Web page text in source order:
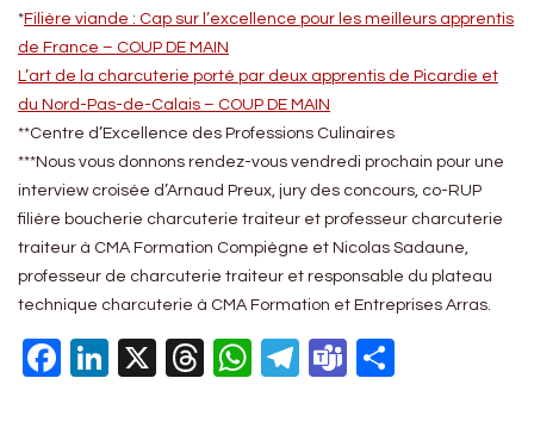
*Filière viande : Cap sur l’excellence pour les meilleurs apprentis
de France – COUP DE MAIN
L’art de la charcuterie porté par deux apprentis de Picardie et
du Nord-Pas-de-Calais – COUP DE MAIN
**Centre d’Excellence des Professions Culinaires
***Nous vous donnons rendez-vous vendredi prochain pour une
interview croisée d’Arnaud Preux, jury des concours, co-RUP
filière boucherie charcuterie traiteur et professeur charcuterie
traiteur à CMA Formation Compiègne et Nicolas Sadaune,
professeur de charcuterie traiteur et responsable du plateau
technique charcuterie à CMA Formation et Entreprises Arras.
Facebook
LinkedIn
X Threads
WhatsApp
Telegram
Teams